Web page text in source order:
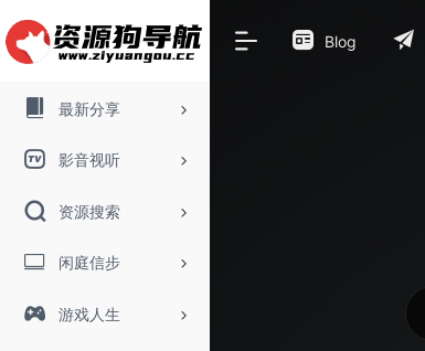
最新分享
影音视听
资源搜索
闲庭信步
游戏人生
Blog